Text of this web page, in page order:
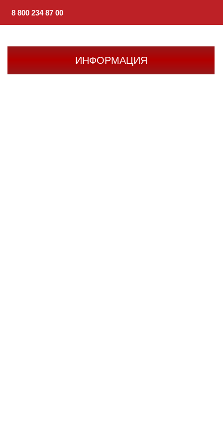
8 800 234 87 00
ИНФОРМАЦИЯ